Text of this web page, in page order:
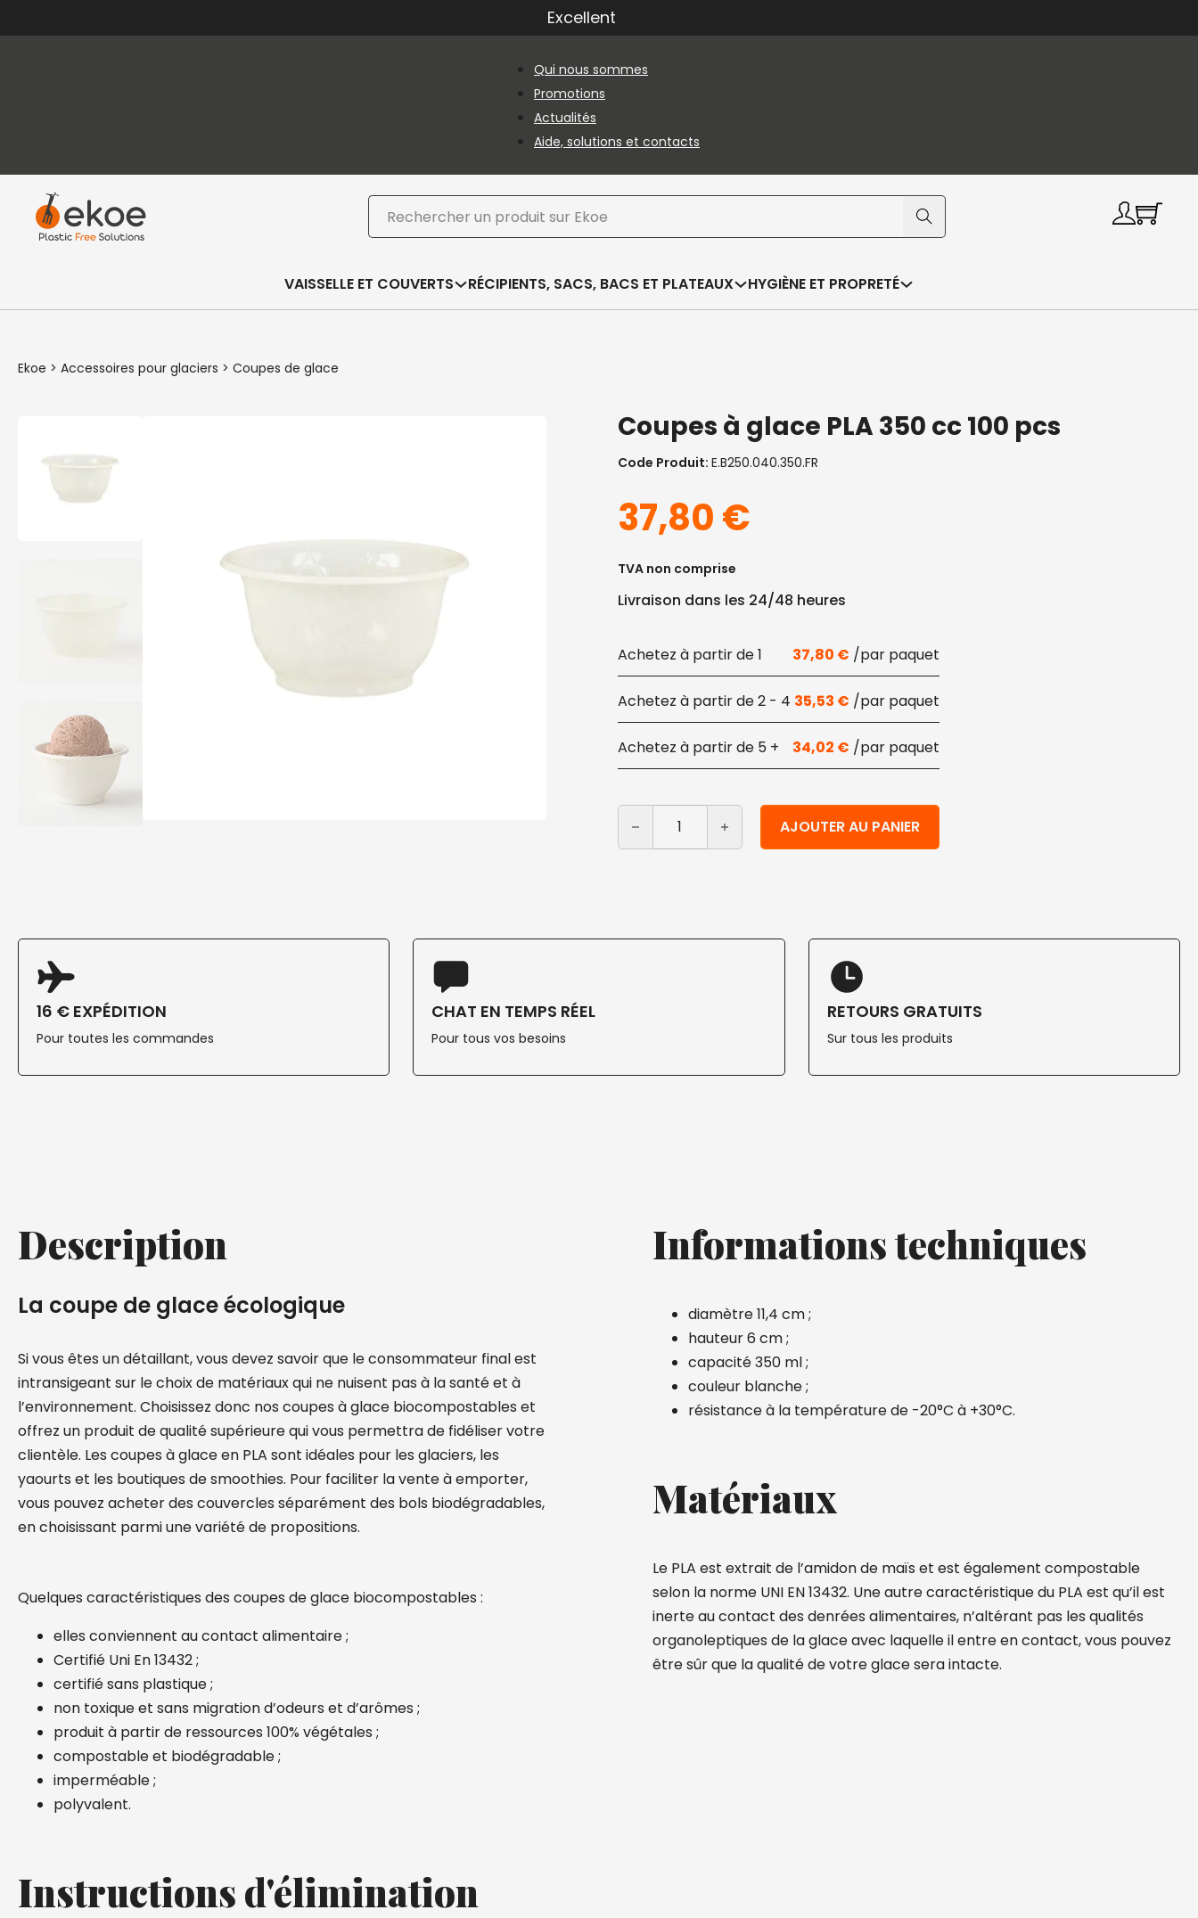
Excellent
Qui nous sommes
Promotions
Actualités
Aide, solutions et contacts
Rechercher
VAISSELLE ET COUVERTS RÉCIPIENTS, SACS, BACS ET PLATEAUX HYGIÈNE ET PROPRETÉ
Ekoe > Accessoires pour glaciers > Coupes de glace
Coupes à glace PLA 350 cc 100 pcs
Code Produit: E.B250.040.350.FR
37,80€
TVA non comprise
Livraison dans les 24/48 heures
1 37,80 €
2 - 4 35,53 €
5 + 34,02 €
quantité de Coupes à glace PLA 350 cc 100 pcs
AJOUTER AU PANIER
Alternative:
16 € EXPÉDITION
Pour toutes les commandes
CHAT EN TEMPS RÉEL
Pour tous vos besoins
RETOURS GRATUITS
Sur tous les produits
Description
La coupe de glace écologique
Si vous êtes un détaillant, vous devez savoir que le consommateur final est
intransigeant sur le choix de matériaux qui ne nuisent pas à la santé et à
l’environnement. Choisissez donc nos coupes à glace biocompostables et
offrez un produit de qualité supérieure qui vous permettra de fidéliser votre
clientèle. Les coupes à glace en PLA sont idéales pour les glaciers, les
yaourts et les boutiques de smoothies. Pour faciliter la vente à emporter,
vous pouvez acheter des couvercles séparément des bols biodégradables,
en choisissant parmi une variété de propositions.
Quelques caractéristiques des coupes de glace biocompostables :
elles conviennent au contact alimentaire ;
Certifié Uni En 13432 ;
certifié sans plastique ;
non toxique et sans migration d’odeurs et d’arômes ;
produit à partir de ressources 100% végétales ;
compostable et biodégradable ;
imperméable ;
polyvalent.
Instructions d'élimination
Informations techniques
diamètre 11,4 cm ;
hauteur 6 cm ;
capacité 350 ml ;
couleur blanche ;
résistance à la température de -20°C à +30°C.
Matériaux
Le PLA est extrait de l’amidon de maïs et est également compostable
selon la norme UNI EN 13432. Une autre caractéristique du PLA est qu’il est
inerte au contact des denrées alimentaires, n’altérant pas les qualités
organoleptiques de la glace avec laquelle il entre en contact, vous pouvez
être sûr que la qualité de votre glace sera intacte.